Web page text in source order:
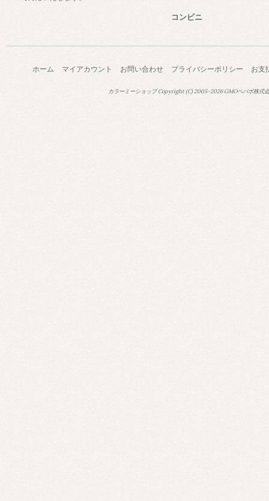
コンビニ
ホーム マイアカウント お問い合わせ プライバシーポリシー お支
カラーミーショップCopyright (C) 2005-2026GMOペパボ株式